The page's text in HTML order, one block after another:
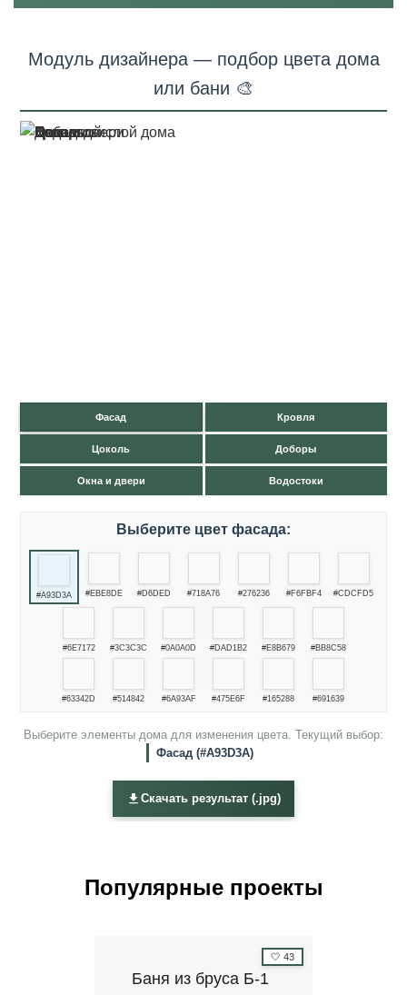
Модуль дизайнера — подбор цвета дома
или бани 🎨
Фасад Кровля
Цоколь Доборы
Окна и двери Водостоки
Выберите цвет фасада:
#A93D3A #EBE8DE #D6DED #718A76 #276236 #F6FBF4 #CDCFD5
#6E7172 #3C3C3C #0A0A0D #DAD1B2 #E8B679 #BB8C58
#63342D #514842 #6A93AF #475E6F #165288 #691639
Выберите элементы дома для изменения цвета. Текущий выбор:
Фасад (#A93D3A)
Скачать результат (.jpg)
Популярные проекты
🤍 43
Баня из бруса Б-1